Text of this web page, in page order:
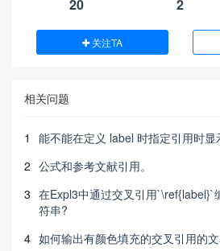
20 2
关注TA
相关问题
1
能不能在定义 label 时指定引用时显
2 公式和参考文献引用。
3 在Expl3中通过交叉引用`\ref{label}`
符串?
4 如何输出有颜色填充的交叉引用的